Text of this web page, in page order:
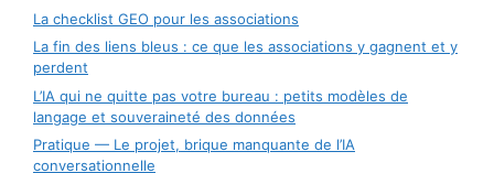
La checklist GEO pour les associations
La fin des liens bleus : ce que les associations y gagnent et y
perdent
L’IA qui ne quitte pas votre bureau : petits modèles de
langage et souveraineté des données
Pratique — Le projet, brique manquante de l’IA
conversationnelle